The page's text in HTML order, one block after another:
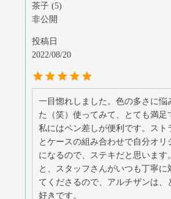
茶子 5
非公開
投稿日
2022/08/20
一目惚れしました。色の多さに悩
た（笑）使ってみて、とても満足
私にはペン差しが便利です。スト
とケースの組み合わせで自分オリ
になるので、ステキだと思います
と、スタッフさんがいつも丁寧に
てくださるので、アルチザンは、
好きです。